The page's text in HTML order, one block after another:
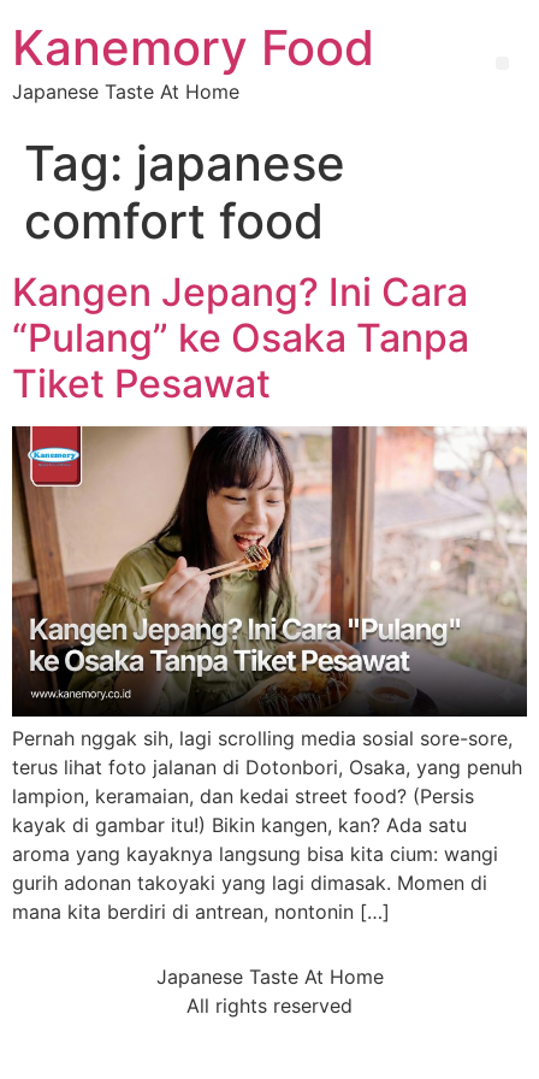
Kanemory Food
Japanese Taste At Home
Tag: japanese
comfort food
Kangen Jepang? Ini Cara
“Pulang” ke Osaka Tanpa
Tiket Pesawat
Pernah nggak sih, lagi scrolling media sosial sore-sore,
terus lihat foto jalanan di Dotonbori, Osaka, yang penuh
lampion, keramaian, dan kedai street food? (Persis
kayak di gambar itu!) Bikin kangen, kan? Ada satu
aroma yang kayaknya langsung bisa kita cium: wangi
gurih adonan takoyaki yang lagi dimasak. Momen di
mana kita berdiri di antrean, nontonin […]
Japanese Taste At Home
All rights reserved